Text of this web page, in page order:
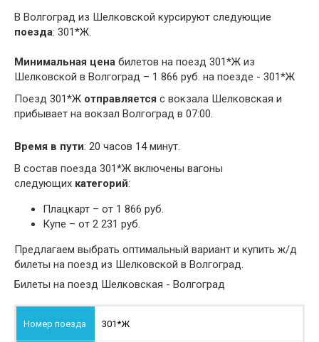
В Волгоград из Шелковской курсируют следующие
поезда: 301*Ж.
Минимальная цена билетов на поезд 301*Ж из
Шелковской в Волгоград – 1 866 руб. на поезде - 301*Ж
Поезд 301*Ж отправляется с вокзала Шелковская и
прибывает на вокзал Волгоград в 07:00.
Время в пути: 20 часов 14 минут.
В состав поезда 301*Ж включены вагоны
следующих категорий:
Плацкарт – от 1 866 руб.
Купе – от 2 231 руб.
Предлагаем выбрать оптимальный вариант и купить ж/д
билеты на поезд из Шелковской в Волгоград.
Билеты на поезд Шелковская - Волгоград
301*Ж